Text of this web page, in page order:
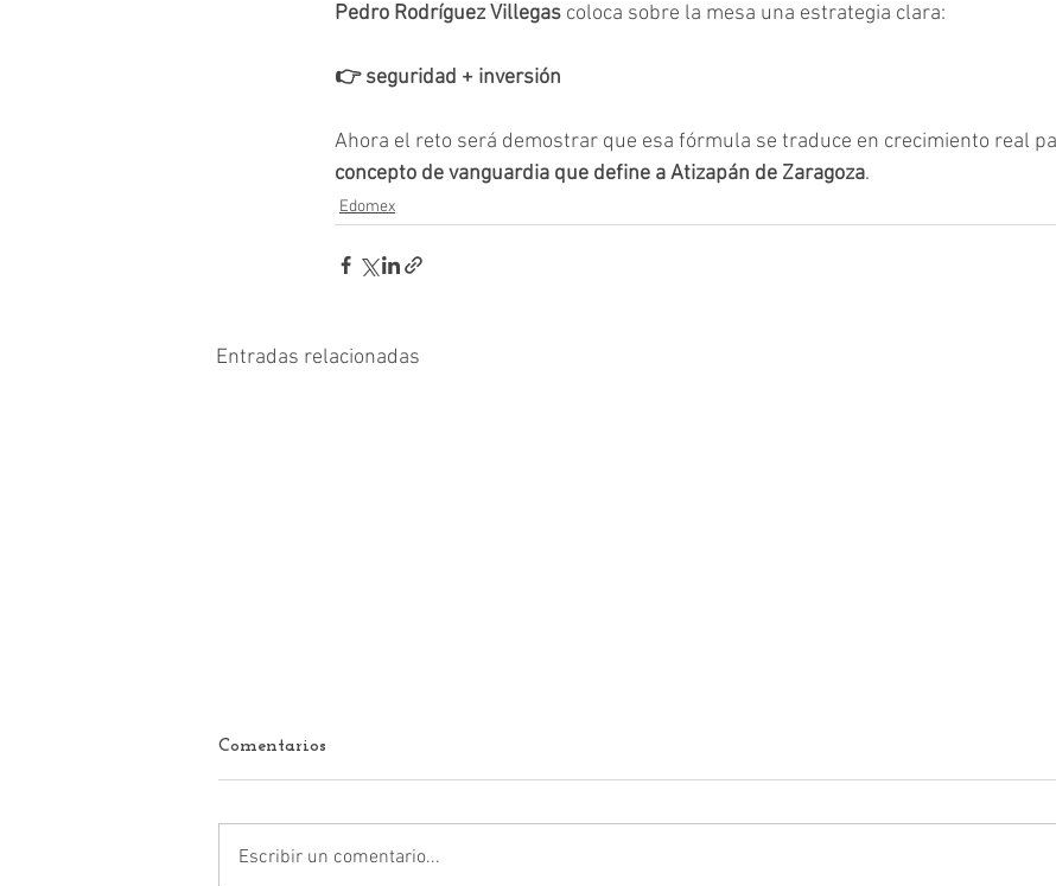
Pedro Rodríguez Villegas coloca sobre la mesa una estrategia clara:
👉 seguridad + inversión
Ahora el reto será demostrar que esa fórmula se traduce en crecimiento real
concepto de vanguardia que define a Atizapán de Zaragoza.
Edomex
Entradas relacionadas
Comentarios
Escribir un comentario...